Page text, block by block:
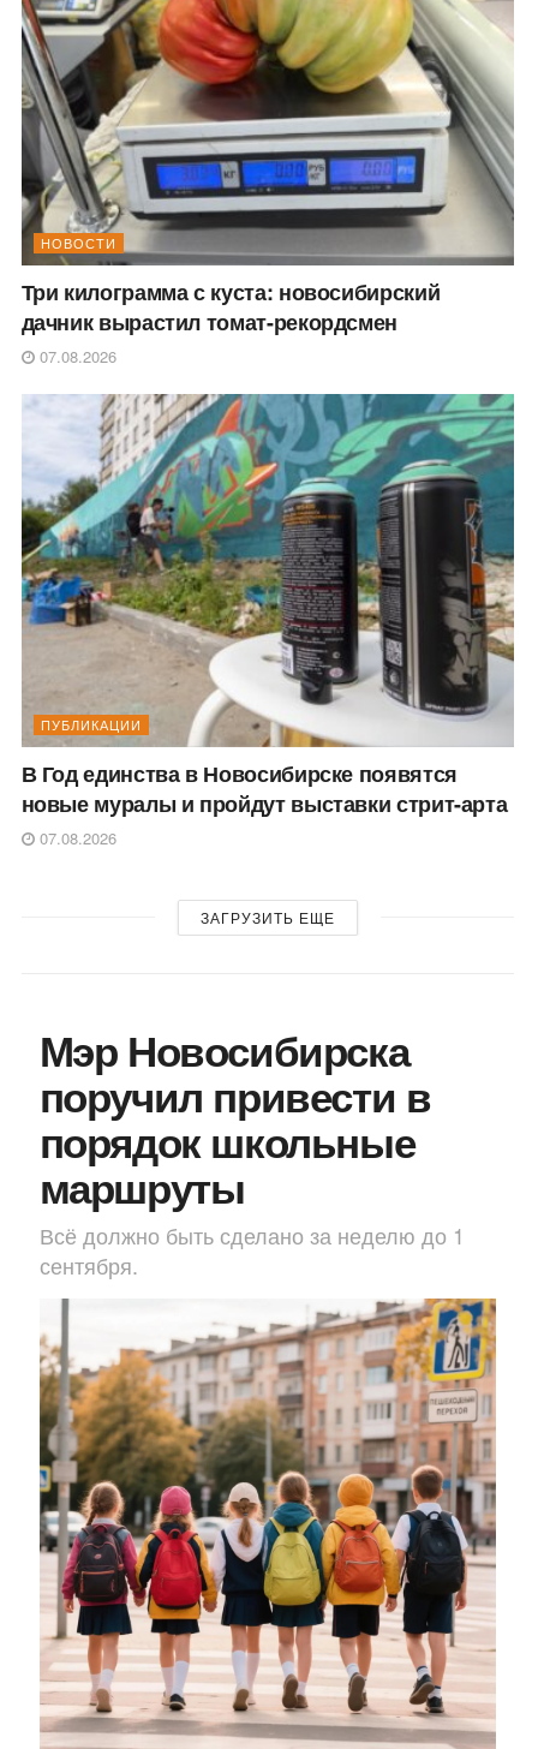
НОВОСТИ
Три килограмма с куста: новосибирский
дачник вырастил томат-рекордсмен
07.08.2026
ПУБЛИКАЦИИ
В Год единства в Новосибирске появятся
новые муралы и пройдут выставки стрит-арта
07.08.2026
ЗАГРУЗИТЬ ЕЩЕ
Мэр Новосибирска
поручил привести в
порядок школьные
маршруты
Всё должно быть сделано за неделю до 1
сентября.